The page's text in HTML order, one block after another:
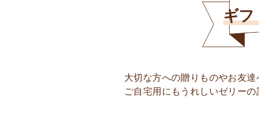
ギフ
大切な方への贈りものやお友
ご自宅用にもうれしいゼリーの